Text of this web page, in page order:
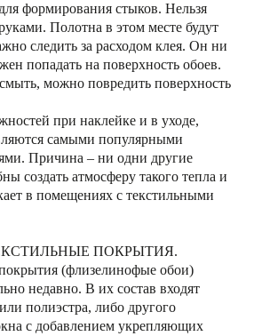
формирования стыков. Нельзя
Полотна в этом месте будут
следить за расходом клея. Он ни
попадать на поверхность обоев.
можно повредить поверхность
при наклейке и в уходе,
самыми популярными
Причина – ни одни другие
создать атмосферу такого тепла и
в помещениях с текстильными
ПОКРЫТИЯ.
(флизелинофые обои)
недавно. В их состав входят
полиэстра, либо другого
с добавлением укрепляющих